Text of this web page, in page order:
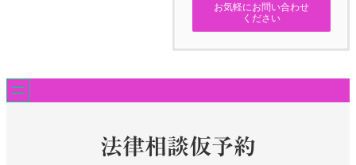
お気軽にお問い合わせ
ください
法律相談仮予約